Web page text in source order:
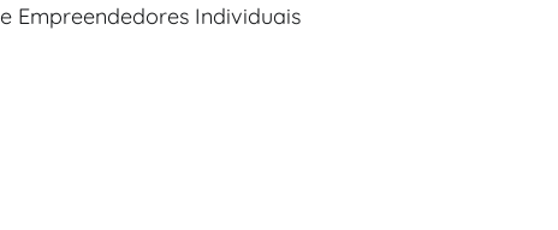
Empreendedores Individuais